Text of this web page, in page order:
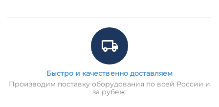
Быстро и качественно доставляем
Производим поставку оборудования по всей России и
за рубеж.